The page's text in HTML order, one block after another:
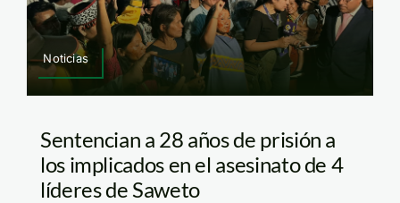
Noticias
Sentencian a 28 años de prisión a
los implicados en el asesinato de 4
líderes de Saweto